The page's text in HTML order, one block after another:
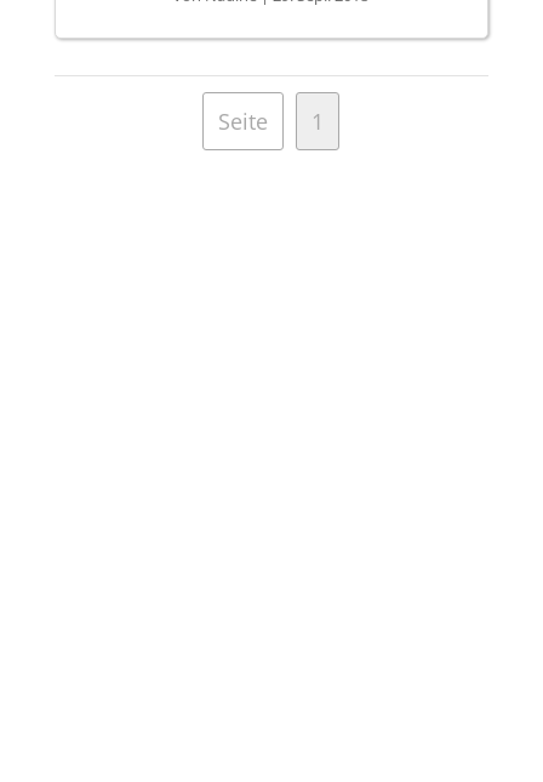
Seite 1